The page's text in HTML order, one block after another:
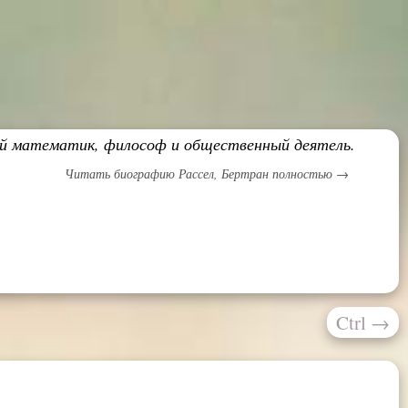
математик, философ и общественный деятель.
Читать биографию Рассел, Бертран полностью →
Ctrl →